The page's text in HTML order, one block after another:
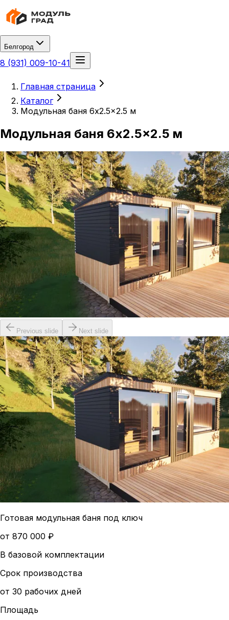
Белгород
8 (931) 009-10-41
Главная страница
Каталог
Модульная баня 6x2.5x2.5 м
Модульная баня 6x2.5x2.5 м
Previous slide Next slide
Готовая модульная баня под ключ
от 870 000 ₽
В базовой комплектации
Срок производства
от 30 рабочих дней
Площадь